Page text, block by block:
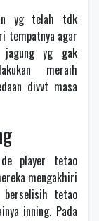
yg telah tdk
tempatnya agar
jagung yg gak
meraih
divvt masa
player tetao
mengakhiri
berselisih tetao
inning. Pada